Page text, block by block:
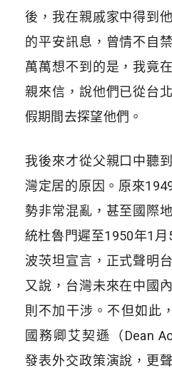
後，我在親戚家中得到
的平安訊息，曾情不自
萬萬想不到的是，我竟
親來信，說他們已從台
假期間去探望他們。
我後來才從父親口中聽
灣定居的原因。原來
勢非常混亂，甚至國際
統杜魯門遲至1950年1
波茨坦宣言，正式聲明
又說，台灣未來在中國
則不加干涉。不但如此
國務卿艾契遜（Dean
發表外交政策演說，更